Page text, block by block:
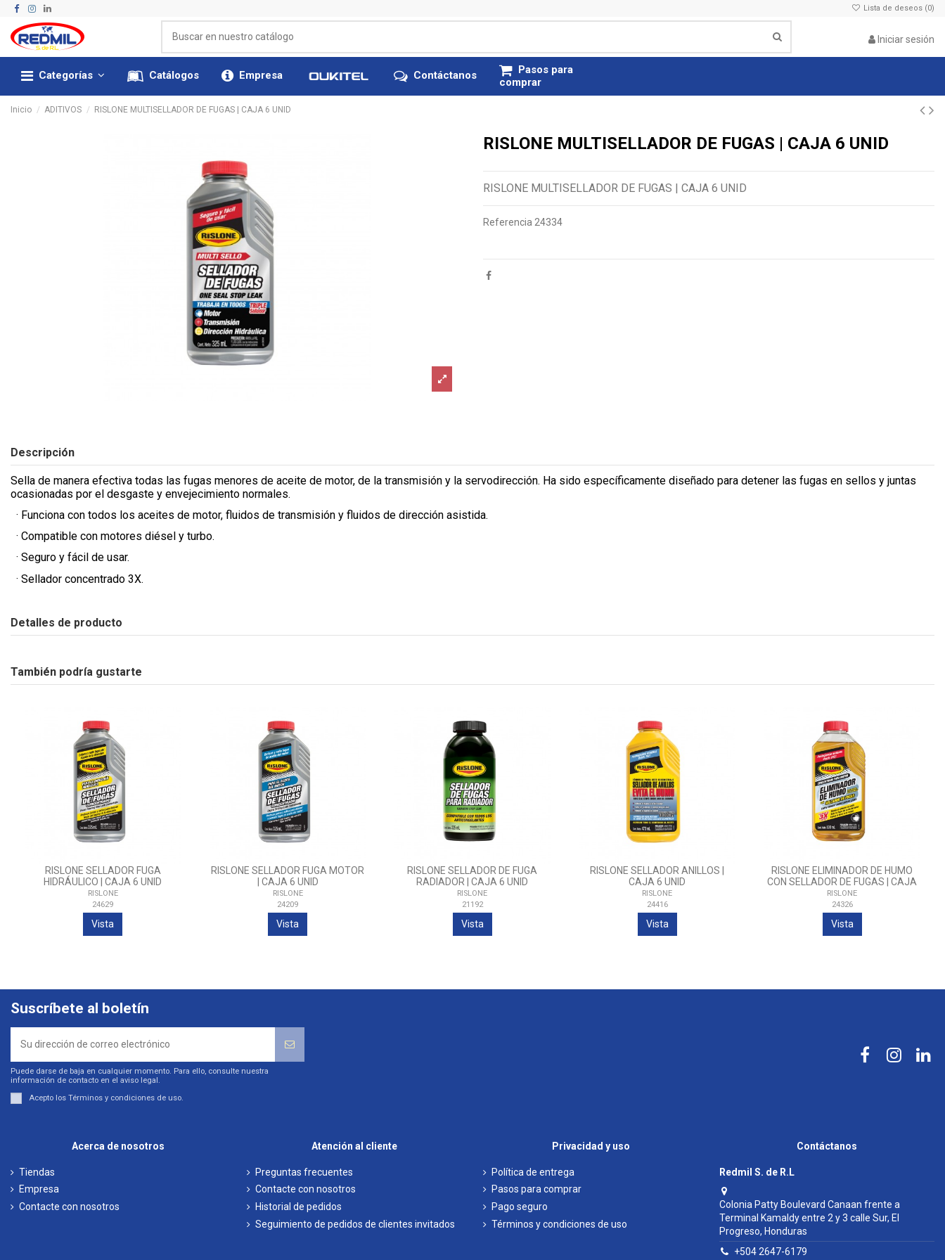
Lista de deseos (0)
Iniciar sesión
Categorías Catálogos Empresa Contáctanos
Pasos para
comprar
Inicio ADITIVOS RISLONE MULTISELLADOR DE FUGAS | CAJA 6 UNID
RISLONE MULTISELLADOR DE FUGAS | CAJA 6 UNID
RISLONE MULTISELLADOR DE FUGAS | CAJA 6 UNID
Referencia 24334
Descripción
Sella de manera efectiva todas las fugas menores de aceite de motor, de la transmisión y la servodirección. Ha sido específicamente diseñado para detener las fugas en sellos y juntas
ocasionadas por el desgaste y envejecimiento normales.
· Funciona con todos los aceites de motor, fluidos de transmisión y fluidos de dirección asistida.
· Compatible con motores diésel y turbo.
· Seguro y fácil de usar.
· Sellador concentrado 3X.
Detalles de producto
También podría gustarte
RISLONE SELLADOR FUGA
HIDRÁULICO | CAJA 6 UNID
RISLONE
24629
Vista
RISLONE SELLADOR FUGA MOTOR
| CAJA 6 UNID
RISLONE
24209
Vista
RISLONE SELLADOR DE FUGA
RADIADOR | CAJA 6 UNID
RISLONE
21192
Vista
RISLONE SELLADOR ANILLOS |
CAJA 6 UNID
RISLONE
24416
Vista
RISLONE ELIMINADOR DE HUMO
CON SELLADOR DE FUGAS | CAJA
6 UNID
RISLONE
24326
Vista
Suscríbete al boletín
Puede darse de baja en cualquier momento. Para ello, consulte nuestra
información de contacto en el aviso legal.
Acepto los Términos y condiciones de uso.
Acerca de nosotros
Tiendas
Empresa
Contacte con nosotros
Atención al cliente
Preguntas frecuentes
Contacte con nosotros
Historial de pedidos
Seguimiento de pedidos de clientes invitados
Privacidad y uso
Política de entrega
Pasos para comprar
Pago seguro
Términos y condiciones de uso
Contáctanos
Redmil S. de R.L
Colonia Patty Boulevard Canaan frente a
Terminal Kamaldy entre 2 y 3 calle Sur, El
Progreso, Honduras
+504 2647-6179